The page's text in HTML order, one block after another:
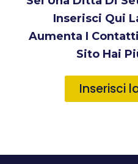
Inserisci Qui
Aumenta I
Sito Hai
Inserisci